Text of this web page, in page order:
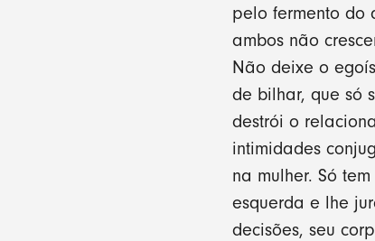
pelo fermento do
ambos não
Não deixe o
de bilhar, que só
destrói o
intimidades
na mulher. Só
esquerda e lhe
decisões, seu